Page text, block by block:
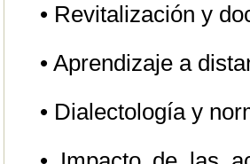
• Revitalización y
• Aprendizaje a
• Dialectología y